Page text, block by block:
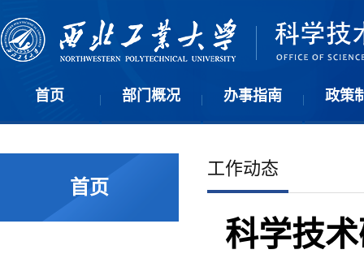
首页 | 部门概况 | 办事指南 | 政策
首页
工作动态
科学技